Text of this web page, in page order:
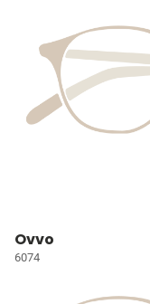
Ovvo
6074